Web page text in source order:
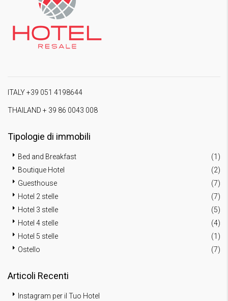
ITALY +39 051 4198644
THAILAND + 39 86 0043 008
Tipologie di immobili
Bed and Breakfast
(1)
Boutique Hotel
(2)
Guesthouse
(7)
Hotel 2 stelle
(7)
Hotel 3 stelle
(5)
Hotel 4 stelle
(4)
Hotel 5 stelle
(1)
Ostello
(7)
Articoli Recenti
Instagram per il Tuo Hotel